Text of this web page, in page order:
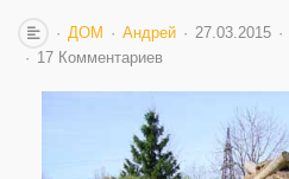
ДОМ Андрей 27.03.2015
17 Комментариев